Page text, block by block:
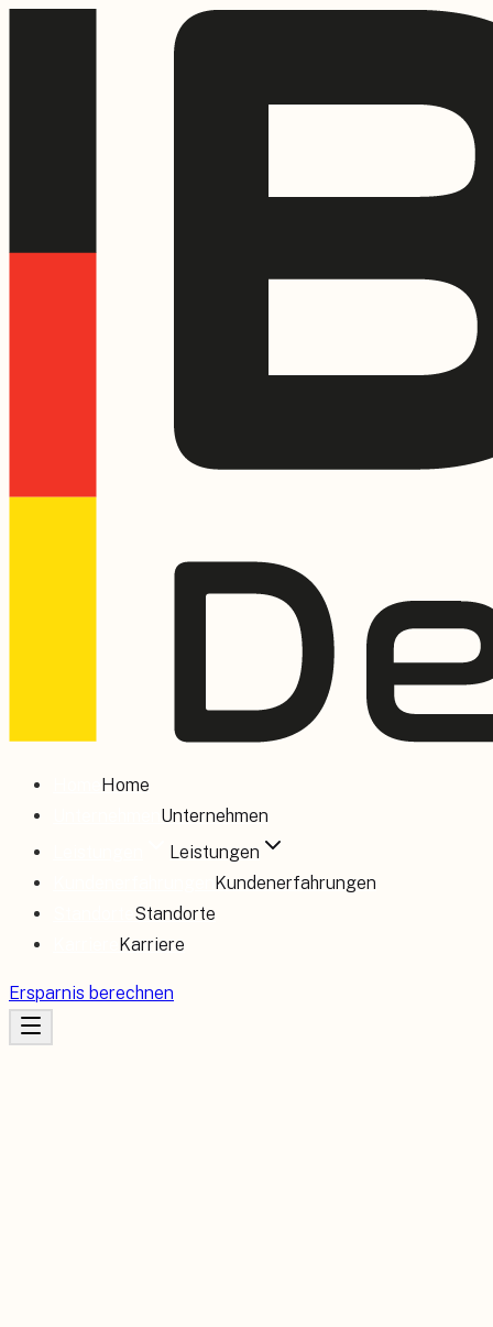
Home
Unternehmen
Leistungen
Kundenerfahrungen
Standorte
Karriere
Ersparnis berechnen